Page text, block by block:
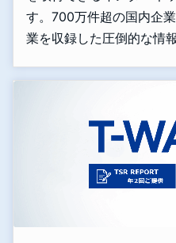
す。700万件超の国内企
業を収録した圧倒的な情